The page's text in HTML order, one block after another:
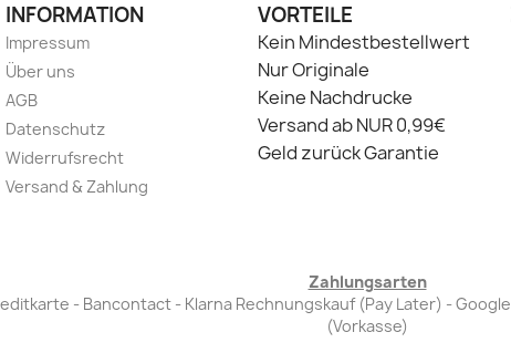
INFORMATION
Impressum
Über uns
AGB
Datenschutz
Widerrufsrecht
Versand & Zahlung
VORTEILE
Kein Mindestbestellwert
Nur Originale
Keine Nachdrucke
Versand ab NUR 0,99€
Geld zurück Garantie
Zahlungsarten
- Bancontact - Klarna Rechnungskauf (Pay Later) -
(Vorkasse)